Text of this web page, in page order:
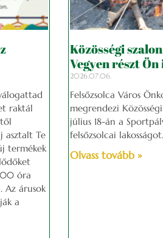
raktál
asztalt Te
termékek
óra
Az árusok
a
Közösségi
Vegyen részt Ön
2026.07.06.
Felsőzsolca Város
megrendezi
július 18-án a
felsőzsolcai lakosságot.
Olvass tovább »